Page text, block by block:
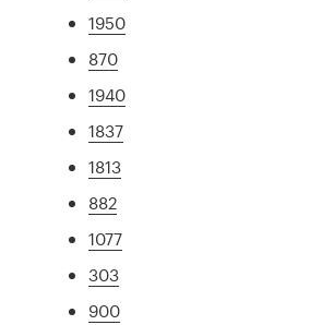
1950
870
1940
1837
1813
882
1077
303
900